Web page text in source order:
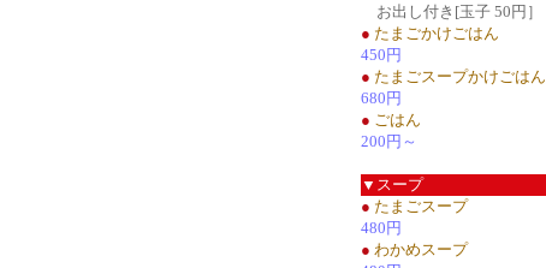
お出し付き[玉子 50円］
● たまごかけごはん
450円
● たまごスープかけごはん
680円
● ごはん
200円～
▼スープ
● たまごスープ
480円
● わかめスープ